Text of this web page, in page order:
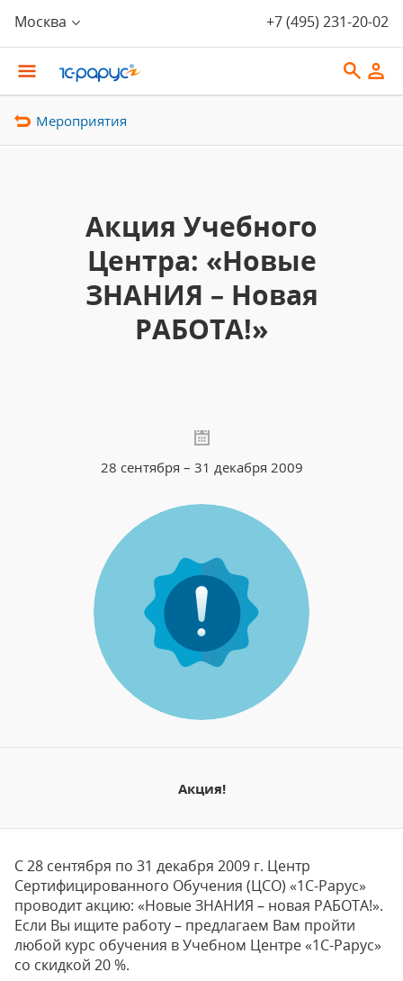
Москва +7 (495) 231-20-02
Мероприятия
Акция Учебного
Центра: «Новые
ЗНАНИЯ – Новая
РАБОТА!»
28 сентября – 31 декабря 2009
Акция!
С 28 сентября по 31 декабря 2009 г. Центр
Сертифицированного Обучения (ЦСО) «1С-Рарус»
проводит акцию: «Новые ЗНАНИЯ – новая РАБОТА!».
Если Вы ищите работу – предлагаем Вам пройти
любой курс обучения в Учебном Центре «1С-Рарус»
со скидкой 20 %.